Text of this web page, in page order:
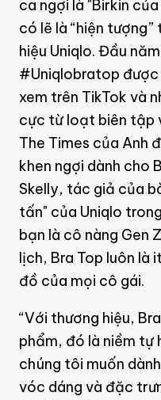
ca ngợi là "Birkin
có lẽ là “hiện
hiệu Uniqlo. Đầu
#Uniqlobratop
xem trên TikTok và
cực từ loạt biên tập
The Times của Anh
khen ngợi dành cho
Skelly, tác giả của
tấn" của Uniqlo
bạn là cô nàng Gen
lịch, Bra Top luôn
đồ của mọi cô gái.
“Với thương hiệu,
phẩm, đó là niềm tự
chúng tôi muốn
vóc dáng và đặc